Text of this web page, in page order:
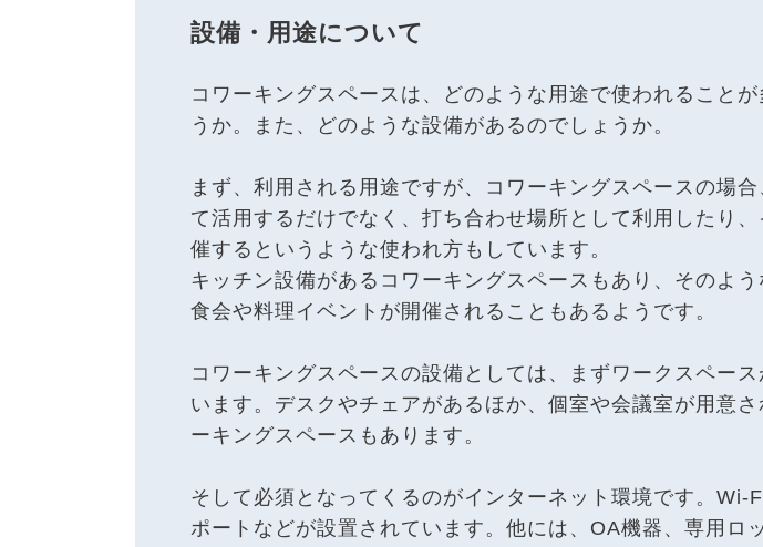
設備・用途について
コワーキングスペースは、どのような用途で使われることが
うか。また、どのような設備があるのでしょうか。
まず、利用される用途ですが、コワーキングスペースの場合
て活用するだけでなく、打ち合わせ場所として利用したり、
催するというような使われ方もしています。
キッチン設備があるコワーキングスペースもあり、そのよ
食会や料理イベントが開催されることもあるようです。
コワーキングスペースの設備としては、まずワークスペース
います。デスクやチェアがあるほか、個室や会議室が用意さ
ーキングスペースもあります。
そして必須となってくるのがインターネット環境です。Wi-
ポートなどが設置されています。他には、OA機器、専用ロ